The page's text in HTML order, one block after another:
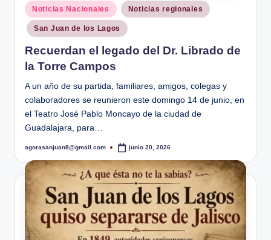
Publicado
en
Noticias Nacionales Noticias regionales
San Juan de los Lagos
Recuerdan el legado del Dr. Librado de
la Torre Campos
A un año de su partida, familiares, amigos, colegas y
colaboradores se reunieron este domingo 14 de junio, en
el Teatro José Pablo Moncayo de la ciudad de
Guadalajara, para…
Publicado
agorasanjuan8@gmail.com junio 20, 2026